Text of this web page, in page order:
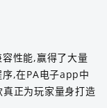
性能,赢得了大量
,在PA电子app中
正为玩家量身打造